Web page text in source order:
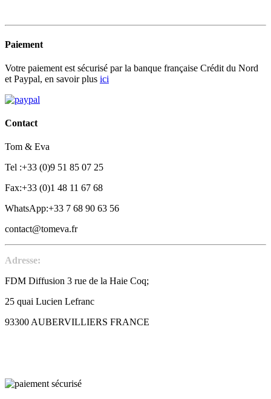
Paiement
Votre paiement est sécurisé par la banque française Crédit du Nord
et Paypal, en savoir plus ici
Contact
Tom & Eva
Tel :+33 (0)9 51 85 07 25
Fax:+33 (0)1 48 11 67 68
WhatsApp:+33 7 68 90 63 56
contact@tomeva.fr
Adresse:
FDM Diffusion 3 rue de la Haie Coq;
25 quai Lucien Lefranc
93300 AUBERVILLIERS FRANCE